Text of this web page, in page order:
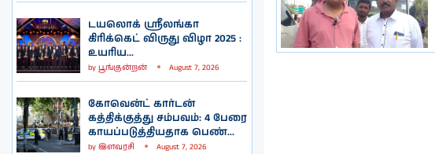
டயலொக் ஸ்ரீலங்கா
கிரிக்கெட் விருது விழா 2025 :
உயரிய...
by பூங்குன்றன் August 7, 2026
கோவென்ட் கார்டன்
கத்திக்குத்து சம்பவம்: 4 பேரை
காயப்படுத்தியதாக பெண்...
by இளவரசி August 7, 2026